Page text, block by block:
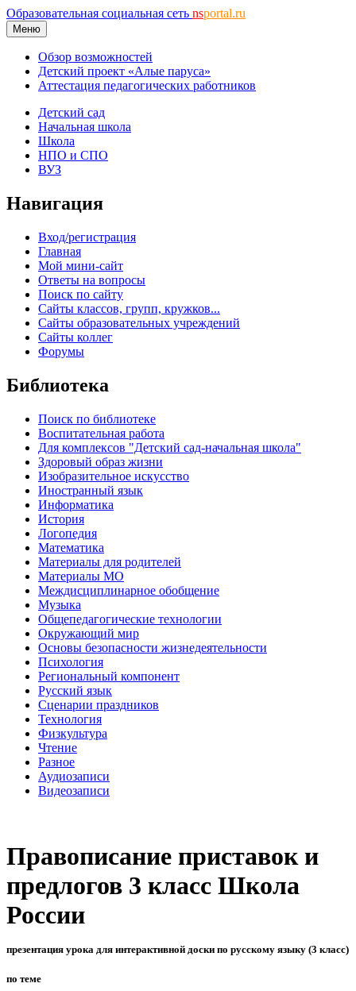
Образовательная социальная сеть nsportal.ru
Меню
Обзор возможностей
Детский проект «Алые паруса»
Аттестация педагогических работников
Детский сад
Начальная школа
Школа
НПО и СПО
ВУЗ
Навигация
Вход/регистрация
Главная
Мой мини-сайт
Ответы на вопросы
Поиск по сайту
Сайты классов, групп, кружков...
Сайты образовательных учреждений
Сайты коллег
Форумы
Библиотека
Поиск по библиотеке
Воспитательная работа
Для комплексов "Детский сад-начальная школа"
Здоровый образ жизни
Изобразительное искусство
Иностранный язык
Информатика
История
Логопедия
Математика
Материалы для родителей
Материалы МО
Междисциплинарное обобщение
Музыка
Общепедагогические технологии
Окружающий мир
Основы безопасности жизнедеятельности
Психология
Региональный компонент
Русский язык
Сценарии праздников
Технология
Физкультура
Чтение
Разное
Аудиозаписи
Видеозаписи
Правописание приставок и
предлогов 3 класс Школа
России
презентация урока для интерактивной доски по русскому языку (3 класс)
по теме